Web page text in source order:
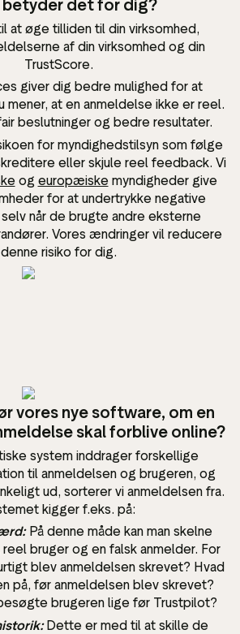
betyder det for dig?
at øge tilliden til din virksomhed,
af din virksomhed og din
TrustScore.
giver dig bedre mulighed for at
mener, at en anmeldelse ikke er reel.
beslutninger og bedre resultater.
for myndighedstilsyn som følge
eller skjule reel feedback. Vi
og europæiske myndigheder give
for at undertrykke negative
når de brugte andre eksterne
Vores ændringer vil reducere
denne risiko for dig.
vores nye software, om en
skal forblive online?
system inddrager forskellige
til anmeldelsen og brugeren, og
ud, sorterer vi anmeldelsen fra.
kigger f.eks. på:
På denne måde kan man skelne
bruger og en falsk anmelder. For
blev anmeldelsen skrevet? Hvad
på, før anmeldelsen blev skrevet?
brugeren lige før Trustpilot?
Dette er med til at skille de